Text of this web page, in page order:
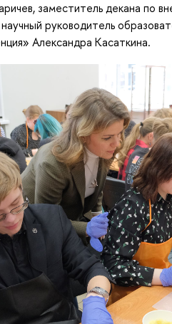
заместитель декана по
руководитель
Александра Касаткина.